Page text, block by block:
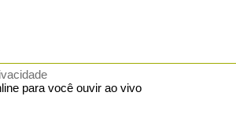
para você ouvir ao vivo